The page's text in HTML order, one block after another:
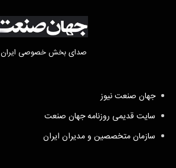
صدای بخش خصوصی ایران
جهان صنعت نیوز
سایت قدیمی روزنامه جهان صنعت
سازمان متخصصین و مدیران ایران